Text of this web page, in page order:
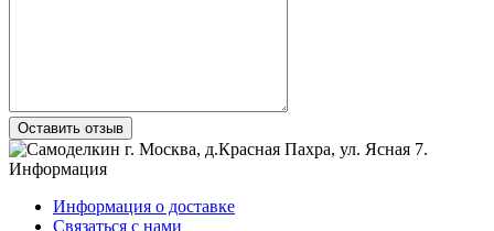
Оставить отзыв
г. Москва, д.Красная Пахра, ул. Ясная 7.
Информация
Информация о доставке
Связаться с нами